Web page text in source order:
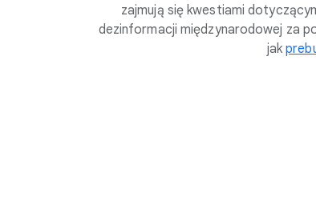
zajmują się kwestiami
dezinformacji międzynarodowej za
jak